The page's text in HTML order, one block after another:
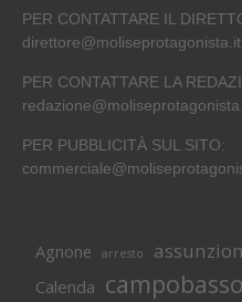
PER CONTATTARE IL
direttore@moliseprotagonista.it
PER CONTATTARE LA
PER PUBBLICITÀ SUL SITO:
Agnone arresto
Calenda campobasso